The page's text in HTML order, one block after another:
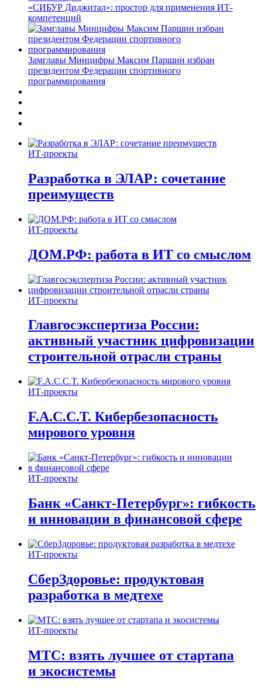
«СИБУР Диджитал»: простор для применения ИТ-
компетенций
Замглавы Минцифры Максим Паршин избран
президентом Федерации спортивного
программирования
ИТ-проекты
Разработка в ЭЛАР: сочетание
преимуществ
ИТ-проекты
ДОМ.РФ: работа в ИТ со смыслом
ИТ-проекты
Главгосэкспертиза России:
активный участник цифровизации
строительной отрасли страны
ИТ-проекты
F.A.C.C.T. Кибербезопасность
мирового уровня
ИТ-проекты
Банк «Санкт-Петербург»: гибкость
и инновации в финансовой сфере
ИТ-проекты
СберЗдоровье: продуктовая
разработка в медтехе
ИТ-проекты
МТС: взять лучшее от стартапа
и экосистемы